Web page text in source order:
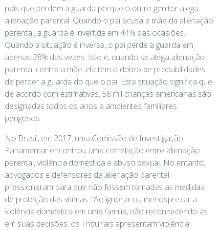
pais que perdem a guarda porque o outro genitor alega
alienação parental. Quando o pai acusa a mãe da alienação
parental, a guarda é invertida em 44% das ocasiões.
Quando a situação é inversa, o pai perde a guarda em
apenas 28% das vezes. Isto é, quando se alega alienação
parental contra a mãe, ela tem o dobro de probabilidades
de perder a guarda do que o pai. Esta situação significa que,
de acordo com estimativas, 58 mil crianças americanas são
designadas todos os anos a ambientes familiares
perigosos.
No Brasil, em 2017, uma Comissão de Investigação
Parlamentar encontrou uma correlação entre alienação
parental, violência doméstica e abuso sexual. No entanto,
advogados e defensores da alienação parental
pressionaram para que não fossem tomadas as medidas
de proteção das vítimas. “Ao ignorar ou menosprezar a
violência doméstica em uma família, não reconhecendo-as
em suas decisões, os Tribunais apresentam violência